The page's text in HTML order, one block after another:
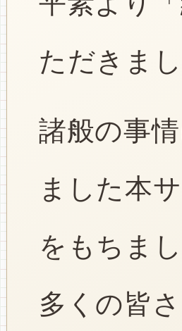
ただきま
諸般の事
ました本
をもちま
多くの皆